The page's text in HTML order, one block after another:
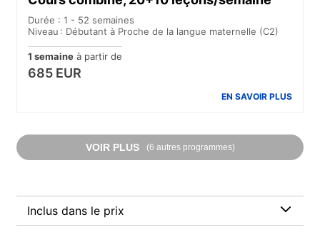
Durée : 1 - 52 semaines
Niveau : Débutant à Proche de la langue maternelle (C2)
1 semaine à partir de
685 EUR
EN SAVOIR PLUS
VOIR PLUS (6 autres programmes)
Inclus dans le prix